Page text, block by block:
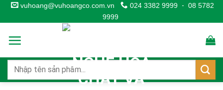
Skip
to
content
vuhoang@vuhoangco.com.vn 024 3382 9999 - 08 5782
9999